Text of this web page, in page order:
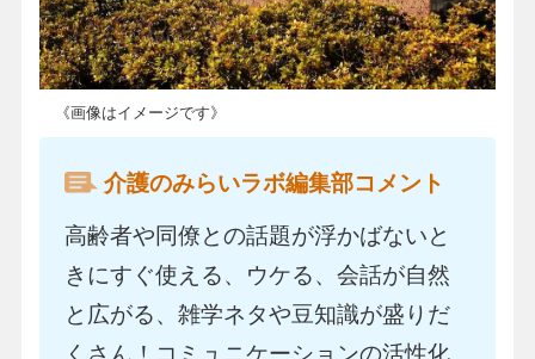
《画像はイメージです》
介護のみらいラボ編集部コメント
高齢者や同僚との話題が浮かばないと
きにすぐ使える、ウケる、会話が自然
と広がる、雑学ネタや豆知識が盛りだ
くさん！コミュニケーションの活性化